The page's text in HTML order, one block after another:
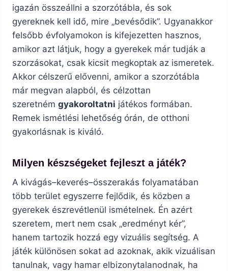
igazán összeállni a szorzótábla, és sok
gyereknek kell idő, mire „bevésődik”. Ugyanakkor
felsőbb évfolyamokon is kifejezetten hasznos,
amikor azt látjuk, hogy a gyerekek már tudják a
szorzásokat, csak kicsit megkoptak az ismeretek.
Akkor célszerű elővenni, amikor a szorzótábla
már megvan alapból, és célzottan
szeretném gyakoroltatni játékos formában.
Remek ismétlési lehetőség órán, de otthoni
gyakorlásnak is kiváló.
Milyen készségeket fejleszt a játék?
A kivágás–keverés–összerakás folyamatában
több terület egyszerre fejlődik, és közben a
gyerekek észrevétlenül ismételnek. Én azért
szeretem, mert nem csak „eredményt kér”,
hanem tartozik hozzá egy vizuális segítség. A
játék különösen sokat ad azoknak, akik vizuálisan
tanulnak, vagy hamar elbizonytalanodnak, ha